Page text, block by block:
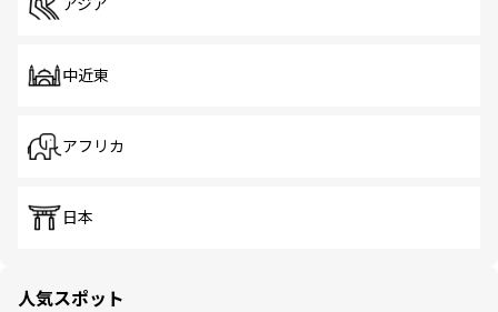
アジア
中近東
アフリカ
日本
人気スポット